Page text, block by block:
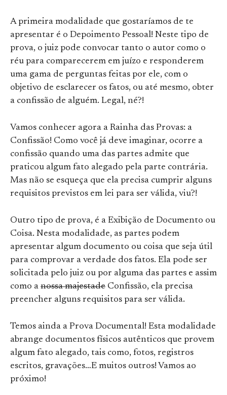
A primeira modalidade que gostaríamos de te
apresentar é o Depoimento Pessoal! Neste tipo de
prova, o juiz pode convocar tanto o autor como o
réu para comparecerem em juízo e responderem
uma gama de perguntas feitas por ele, com o
objetivo de esclarecer os fatos, ou até mesmo, obter
a confissão de alguém. Legal, né?!
Vamos conhecer agora a Rainha das Provas: a
Confissão! Como você já deve imaginar, ocorre a
confissão quando uma das partes admite que
praticou algum fato alegado pela parte contrária.
Mas não se esqueça que ela precisa cumprir alguns
requisitos previstos em lei para ser válida, viu?!
Outro tipo de prova, é a Exibição de Documento ou
Coisa. Nesta modalidade, as partes podem
apresentar algum documento ou coisa que seja útil
para comprovar a verdade dos fatos. Ela pode ser
solicitada pelo juiz ou por alguma das partes e assim
como a nossa majestade Confissão, ela precisa
preencher alguns requisitos para ser válida.
Temos ainda a Prova Documental! Esta modalidade
abrange documentos físicos autênticos que provem
algum fato alegado, tais como, fotos, registros
escritos, gravações…E muitos outros! Vamos ao
próximo!